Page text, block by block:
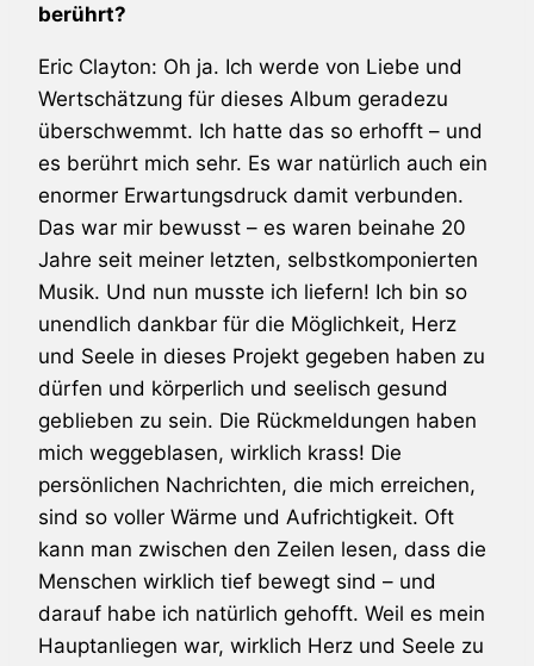
berührt?
Eric Clayton: Oh ja. Ich werde von Liebe und
Wertschätzung für dieses Album geradezu
überschwemmt. Ich hatte das so erhofft – und
es berührt mich sehr. Es war natürlich auch ein
enormer Erwartungsdruck damit verbunden.
Das war mir bewusst – es waren beinahe 20
Jahre seit meiner letzten, selbstkomponierten
Musik. Und nun musste ich liefern! Ich bin so
unendlich dankbar für die Möglichkeit, Herz
und Seele in dieses Projekt gegeben haben zu
dürfen und körperlich und seelisch gesund
geblieben zu sein. Die Rückmeldungen haben
mich weggeblasen, wirklich krass! Die
persönlichen Nachrichten, die mich erreichen,
sind so voller Wärme und Aufrichtigkeit. Oft
kann man zwischen den Zeilen lesen, dass die
Menschen wirklich tief bewegt sind – und
darauf habe ich natürlich gehofft. Weil es mein
Hauptanliegen war, wirklich Herz und Seele zu